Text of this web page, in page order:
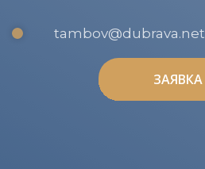
tambov@dubrava.net
ЗАЯВКА
ЗАЯВКА